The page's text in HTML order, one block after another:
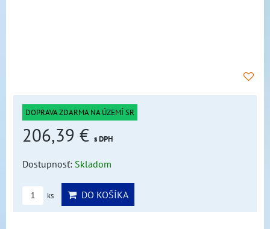
DOPRAVA ZDARMA NA ÚZEMÍ SR
206,39 € s DPH
Dostupnosť: Skladom
ks DO KOŠÍKA